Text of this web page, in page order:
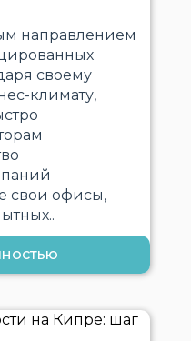
направлением
своему
климату,
свои офисы,